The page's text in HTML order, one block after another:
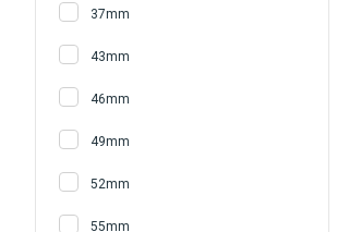
37mm
43mm
46mm
49mm
52mm
55mm